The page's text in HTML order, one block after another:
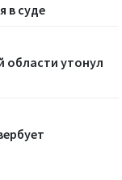
в суде
области утонул